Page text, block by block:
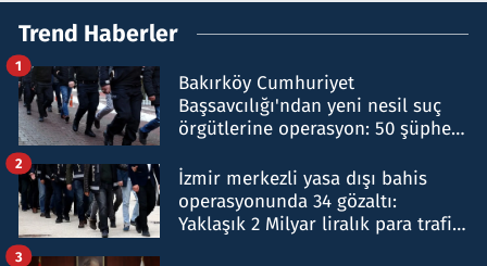
Trend Haberler
Bakırköy Cumhuriyet
Başsavcılığı'ndan yeni nesil suç
örgütlerine operasyon: 50 şüpheli
1
İzmir merkezli yasa dışı bahis
operasyonunda 34 gözaltı:
Yaklaşık 2 Milyar liralık para trafiği
2
3